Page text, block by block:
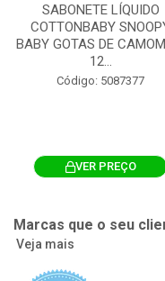
SABONETE LÍQUIDO
COTTONBABY
BABY GOTAS DE
12...
Código: 5087377
VER PREÇO
Marcas que o seu
Veja mais